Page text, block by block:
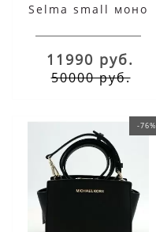
Selma small моно
11990 руб.
50000 руб.
-76%